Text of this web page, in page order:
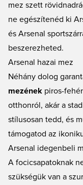
mez szett
ne egészítenéd ki
és Arsenal
beszerezheted.
Arsenal hazai mez
Néhány dolog
mezének piros-
otthonról, akár a
stílusosan tedd, és
támogatod az
Arsenal idegenbeli
A focicsapatoknak
szükségük van a